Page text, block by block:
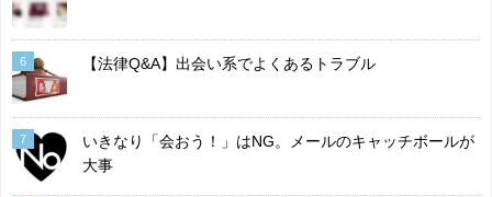
6 【法律Q&A】出会い系でよくあるトラブル
7
いきなり「会おう！」はNG。メールのキャッチボールが
大事